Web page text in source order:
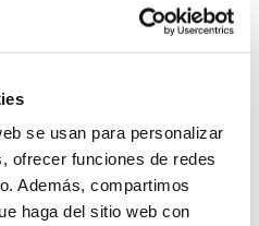
se usan para personalizar
ofrecer funciones de redes
Además, compartimos
haga del sitio web con
que poca gente en
disponible en el mercado
un mini SUV de 3,7 metros.